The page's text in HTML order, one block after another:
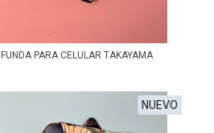
FUNDA PARA CELULAR TAKAYAMA
NUEVO